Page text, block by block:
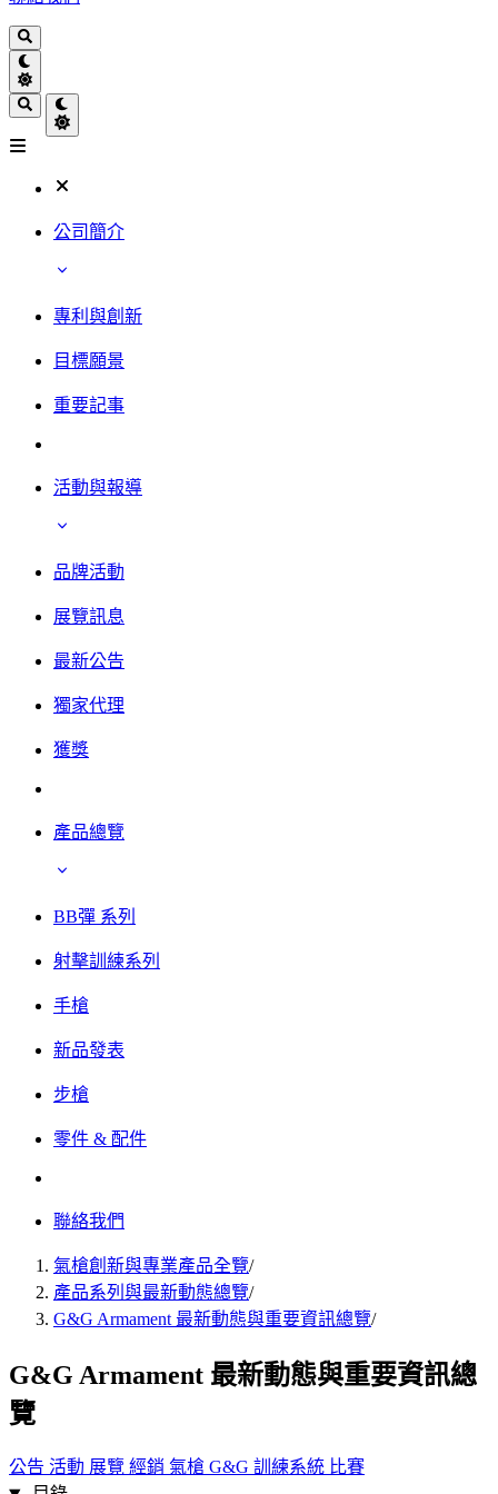
公司簡介
專利與創新
目標願景
重要記事
活動與報導
品牌活動
展覽訊息
最新公告
獨家代理
獲獎
產品總覽
BB彈 系列
射擊訓練系列
手槍
新品發表
步槍
零件 & 配件
聯絡我們
氣槍創新與專業產品全覽/
產品系列與最新動態總覽/
G&G Armament 最新動態與重要資訊總覽/
G&G Armament 最新動態與重要資訊總
覽
公告 活動 展覽 經銷 氣槍 G&G 訓練系統 比賽